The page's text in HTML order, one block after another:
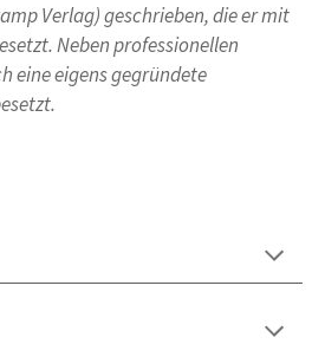
Verlag) geschrieben, die er mit
Neben professionellen
eine eigens gegründete